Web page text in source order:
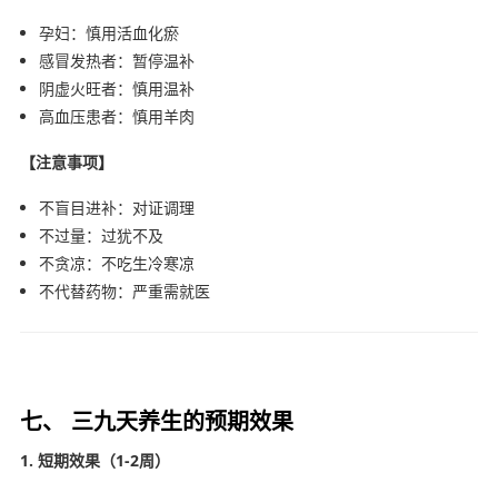
孕妇：慎用活血化瘀
感冒发热者：暂停温补
阴虚火旺者：慎用温补
高血压患者：慎用羊肉
【注意事项】
不盲目进补：对证调理
不过量：过犹不及
不贪凉：不吃生冷寒凉
不代替药物：严重需就医
七、 三九天养生的预期效果
1. 短期效果（1-2周）